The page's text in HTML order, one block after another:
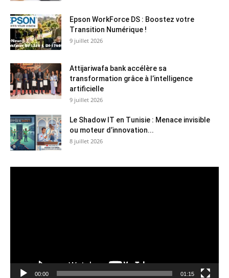
Epson WorkForce DS : Boostez votre
Transition Numérique !
9 juillet 2026
Attijariwafa bank accélère sa
transformation grâce à l’intelligence
artificielle
9 juillet 2026
Le Shadow IT en Tunisie : Menace invisible
ou moteur d’innovation...
8 juillet 2026
00:00 01:15